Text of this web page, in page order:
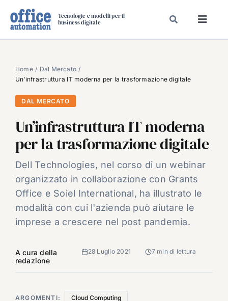
Tecnologie e modelli per il
business digitale
SPECIAL PAPER
TAVOLE ROTONDE DI REDAZIONE
DAL MERCATO
CARRIERE
VIDEO
EVENTI
CHI SIAMO
Home
Dal Mercato
Un’infrastruttura IT moderna per la trasformazione digitale
DAL MERCATO
Un’infrastruttura IT moderna
per la trasformazione digitale
Dell Technologies, nel corso di un webinar
organizzato in collaborazione con Grants
Office e Soiel International, ha illustrato le
modalità con cui l'azienda può aiutare le
imprese a crescere nel post pandemia.
A cura della
redazione
28 Luglio 2021 7 min di lettura
ARGOMENTI: Cloud Computing